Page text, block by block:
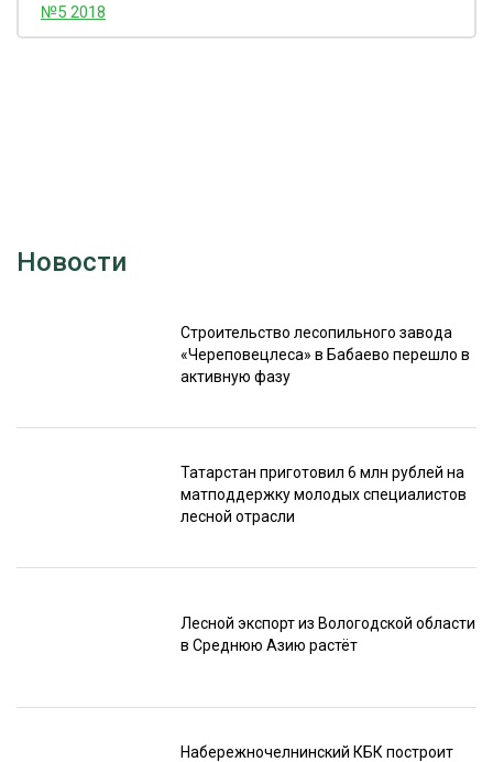
№5 2018
Новости
Строительство лесопильного завода
«Череповецлеса» в Бабаево перешло в
активную фазу
Татарстан приготовил 6 млн рублей на
матподдержку молодых специалистов
лесной отрасли
Лесной экспорт из Вологодской области
в Среднюю Азию растёт
Набережночелнинский КБК построит